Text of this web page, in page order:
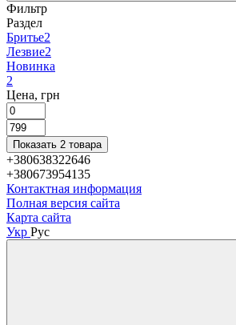
Фильтр
Раздел
Бритье2
Лезвие2
Новинка
2
Цена, грн
Показать 2 товара
+380638322646
+380673954135
Контактная информация
Полная версия сайта
Карта сайта
Укр Рус